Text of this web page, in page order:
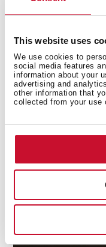
This website uses
We use cookies to
social media features
information about your
advertising and
other information that
collected from your use
Aspira
El motor de
con bajos
absorción, ya que